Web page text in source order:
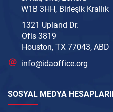
W1B 3HH, Birleşik Krallık
1321 Upland Dr.
Ofis 3819
Houston, TX 77043, ABD
info@idaoffice.org
SOSYAL MEDYA